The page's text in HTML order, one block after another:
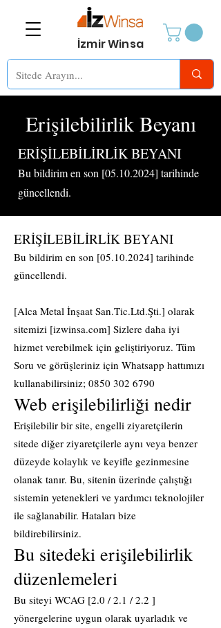
İzmir Winsa
Erişilebilirlik Beyanı
ERİŞİLEBİLİRLİK BEYANI
Bu bildirim en son [05.10.2024] tarihinde
güncellendi.
ERİŞİLEBİLİRLİK BEYANI
Bu bildirim en son [05.10.2024] tarihinde
güncellendi.
[Alca Metal İnşaat San.Tic.Ltd.Şti.] olarak
sitemizi [izwinsa.com] Sizlere daha iyi
hizmet verebilmek için geliştiriyoruz. Tüm
Soru ve görüşleriniz için Whatsapp hattımızı
kullanabilirsiniz; 0850 302 6790
Web erişilebilirliği nedir
Erişilebilir bir site, engelli ziyaretçilerin
sitede diğer ziyaretçilerle aynı veya benzer
düzeyde kolaylık ve keyifle gezinmesine
olanak tanır. Bu, sitenin üzerinde çalıştığı
sistemin yetenekleri ve yardımcı teknolojiler
ile sağlanabilir. Hataları bize
bildirebilirsiniz.
Bu sitedeki erişilebilirlik
düzenlemeleri
Bu siteyi WCAG [2.0 / 2.1 / 2.2 ]
yönergelerine uygun olarak uyarladık ve